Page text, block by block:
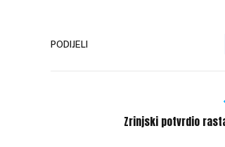
PODIJELI
Zrinjski potvrdio